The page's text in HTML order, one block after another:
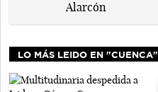
LO MÁS LEIDO EN "CUENCA"